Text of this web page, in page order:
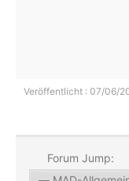
Veröffentlicht : 07/06/
Forum Jump: